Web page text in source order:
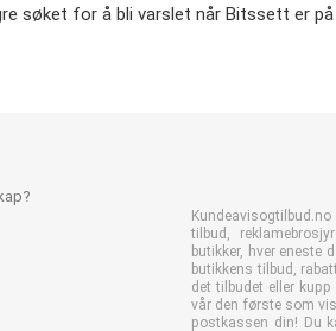
søket for å bli varslet når Bitssett er
tilbud,
butikker, hver eneste
butikkens tilbud,
det tilbudet eller
vår den første som
postkassen din! Du